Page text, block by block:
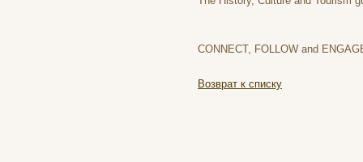
CONNECT, FOLLOW and
Возврат к списку